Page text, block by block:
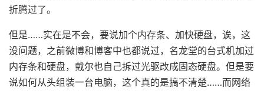
折腾过了。
但是……实在是不会，要说加个内存条、加快硬盘，诶，这
没问题，之前微博和博客中也都说过，名龙堂的台式机加过
内存条和硬盘，戴尔也自己拆过光驱改成固态硬盘。但是要
说如何从头组装一台电脑，这个真的是搞不清楚……而网络